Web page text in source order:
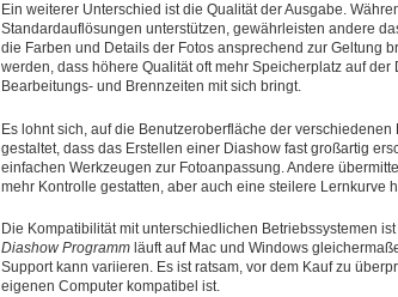
Ein weiterer Unterschied ist die Qualität der Ausgabe.
Standardauflösungen unterstützen, gewährleisten andere
die Farben und Details der Fotos ansprechend zur Geltung
werden, dass höhere Qualität oft mehr Speicherplatz auf
Bearbeitungs- und Brennzeiten mit sich bringt.
Es lohnt sich, auf die Benutzeroberfläche der
gestaltet, dass das Erstellen einer Diashow fast großartig
einfachen Werkzeugen zur Fotoanpassung. Andere
mehr Kontrolle gestatten, aber auch eine steilere Lernkurve
Die Kompatibilität mit unterschiedlichen Betriebssystemen
Diashow Programm läuft auf Mac und Windows
Support kann variieren. Es ist ratsam, vor dem Kauf zu
eigenen Computer kompatibel ist.